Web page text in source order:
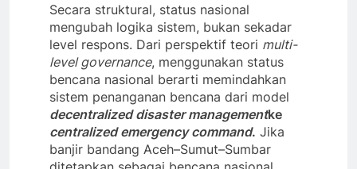
Secara struktural, status nasional
mengubah logika sistem, bukan sekadar
level respons. Dari perspektif teori multi-
level governance, menggunakan status
bencana nasional berarti memindahkan
sistem penanganan bencana dari model
decentralized disaster managementke
centralized emergency command. Jika
banjir bandang Aceh–Sumut–Sumbar